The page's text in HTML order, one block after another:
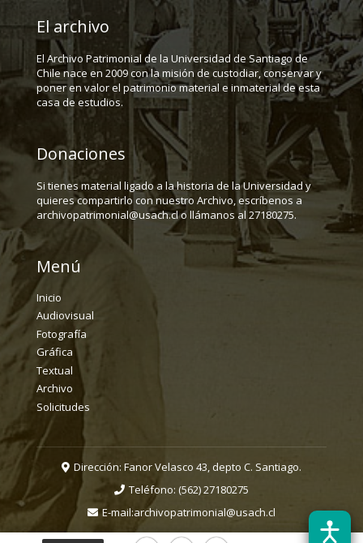
El archivo
El Archivo Patrimonial de la Universidad de Santiago de
Chile nace en 2009 con la misión de custodiar, conservar y
poner en valor el patrimonio material e inmaterial de esta
casa de estudios.
Donaciones
Si tienes material ligado a la historia de la Universidad y
quieres compartirlo con nuestro Archivo, escríbenos a
archivopatrimonial@usach.cl o llámanos al 27180275.
Menú
Inicio
Audiovisual
Fotografía
Gráfica
Textual
Archivo
Solicitudes
Dirección: Fanor Velasco 43, depto C. Santiago.
Teléfono: (562) 27180275
E-mail:archivopatrimonial@usach.cl